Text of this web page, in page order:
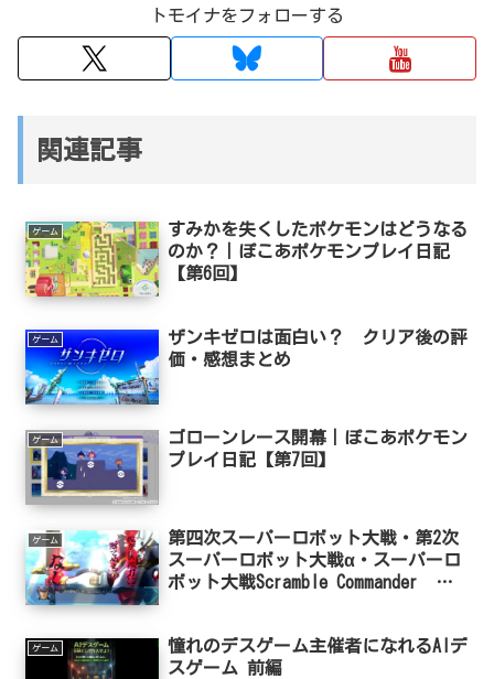
トモイナをフォローする
関連記事
ゲーム
すみかを失くしたポケモンはどうなる
のか？｜ぽこあポケモンプレイ日記
【第6回】
ゲーム
ザンキゼロは面白い？ クリア後の評
価・感想まとめ
ゲーム
ゴローンレース開幕｜ぽこあポケモン
プレイ日記【第7回】
ゲーム
第四次スーパーロボット大戦・第2次
スーパーロボット大戦α・スーパーロ
ボット大戦Scramble Commander 思
ゲーム
憧れのデスゲーム主催者になれるAIデ
スゲーム 前編